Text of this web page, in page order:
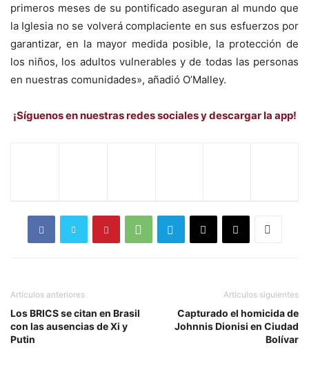
primeros meses de su pontificado aseguran al mundo que
la Iglesia no se volverá complaciente en sus esfuerzos por
garantizar, en la mayor medida posible, la protección de
los niños, los adultos vulnerables y de todas las personas
en nuestras comunidades», añadió O’Malley.
¡Síguenos en nuestras redes sociales y descargar la app!
Artículos anteriores
Los BRICS se citan en Brasil
con las ausencias de Xi y
Putin
Artículos siguientes
Capturado el homicida de
Johnnis Dionisi en Ciudad
Bolívar